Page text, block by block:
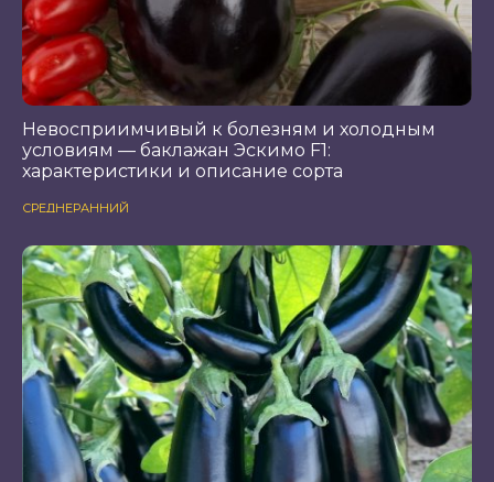
Невосприимчивый к болезням и холодным
условиям — баклажан Эскимо F1:
характеристики и описание сорта
СРЕДНЕРАННИЙ